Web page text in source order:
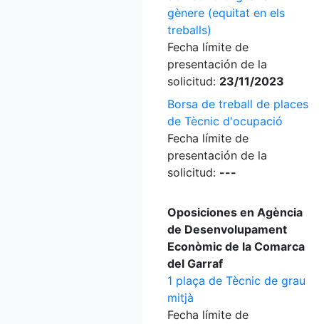
gènere (equitat en els
treballs)
Fecha límite de
presentación de la
solicitud: 23/11/2023
Borsa de treball de places
de Tècnic d'ocupació
Fecha límite de
presentación de la
solicitud: ---
Oposiciones en Agència
de Desenvolupament
Econòmic de la Comarca
del Garraf
1 plaça de Tècnic de grau
mitjà
Fecha límite de